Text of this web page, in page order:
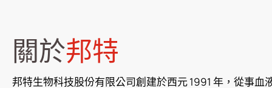
關於邦特
邦特生物科技股份有限公司創建於西元 1991 年，從事血
聯絡我們